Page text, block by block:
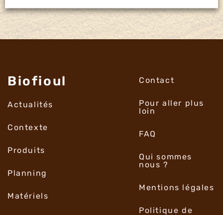
Biofioul
Actualités
Contexte
Produits
Planning
Matériels
Contact
Pour aller plus
loin
FAQ
Qui sommes
nous ?
Mentions légales
Politique de